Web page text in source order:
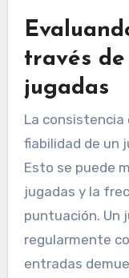
través
jugadas
La consistencia
fiabilidad de un
Esto se puede
jugadas y la
puntuación. Un
regularmente
entradas